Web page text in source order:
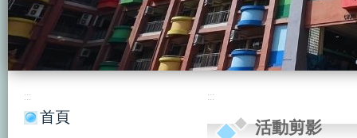
:::
首頁
:::
活動剪影